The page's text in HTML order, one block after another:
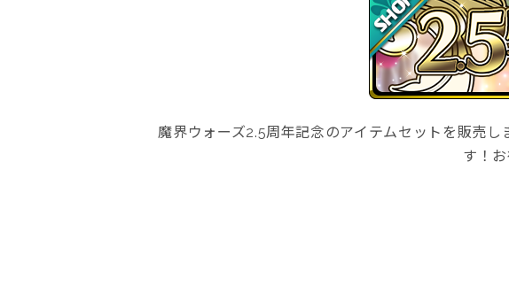
魔界ウォーズ2.5周年記念のアイテムセットを販売
す！